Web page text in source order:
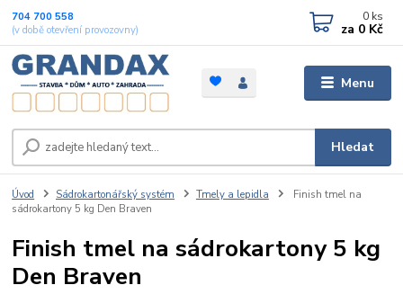
Menu
Hledat
704 700 558
(v době otevření provozovny)
0 ks
za 0 Kč
Úvod Sádrokartonářský systém Tmely a lepidla
Finish tmel na
sádrokartony 5 kg Den Braven
Finish tmel na sádrokartony 5 kg
Den Braven